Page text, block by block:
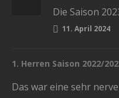
11. April 2024
1. Herren Saison 2022/